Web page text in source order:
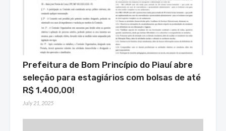
Prefeitura de Bom Princípio do Piauí abre
seleção para estagiários com bolsas de até
R$ 1.400,00!
July 21, 2025